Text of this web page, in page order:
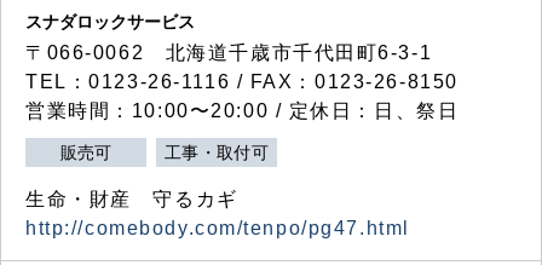
スナダロックサービス
〒066-0062 北海道千歳市千代田町6-3-1
TEL：0123-26-1116 / FAX：0123-26-8150
営業時間：10:00〜20:00 / 定休日：日、祭日
販売可 工事・取付可
生命・財産 守るカギ
http://comebody.com/tenpo/pg47.html